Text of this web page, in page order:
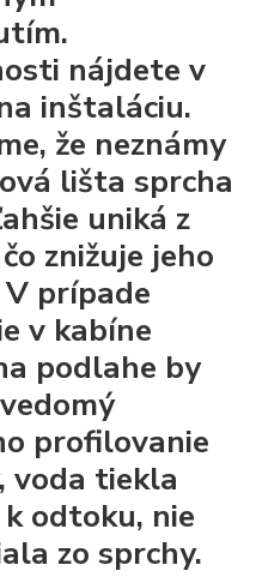
nájdete v
inštaláciu.
že neznámy
lištasprcha
uniká z
znižuje jeho
prípade
v kabíne
podlahe by
profilovanie
voda tiekla
odtoku, nie
zo sprchy.